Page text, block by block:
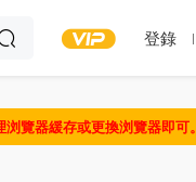
登錄
覽器緩存或更換浏覽器即可。